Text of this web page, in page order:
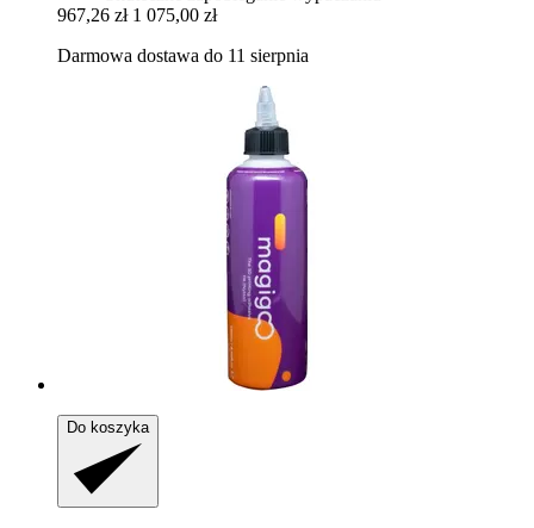
967,26 zł 1 075,00 zł
Darmowa dostawa do 11 sierpnia
Do koszyka